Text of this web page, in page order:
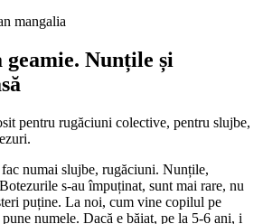
geamie. Nunțile și
pentru rugăciuni colective, pentru slujbe,
numai slujbe, rugăciuni. Nunțile,
s-au împuținat, sunt mai rare, nu
puține. La noi, cum vine copilul pe
numele. Dacă e băiat, pe la 5-6 ani, i